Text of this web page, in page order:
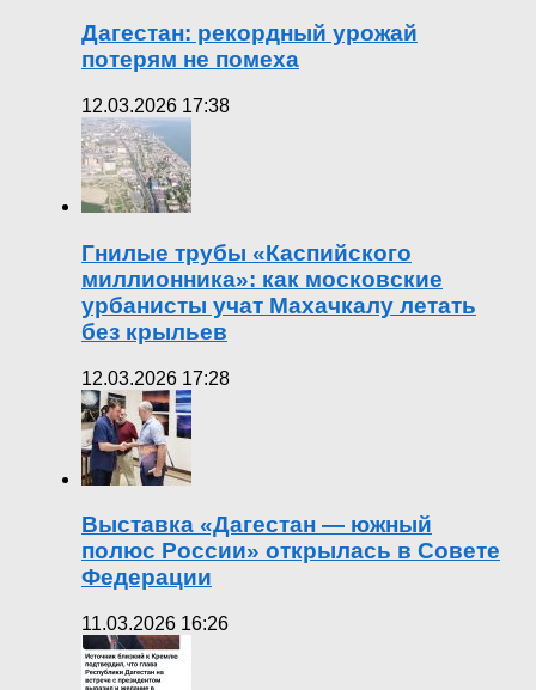
Дагестан: рекордный урожай
потерям не помеха
12.03.2026 17:38
Гнилые трубы «Каспийского
миллионника»: как московские
урбанисты учат Махачкалу летать
без крыльев
12.03.2026 17:28
Выставка «Дагестан — южный
полюс России» открылась в Совете
Федерации
11.03.2026 16:26